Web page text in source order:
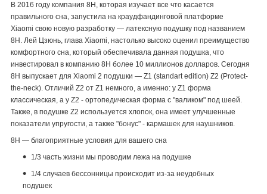
В 2016 году компания 8H, которая изучает все что касается
правильного сна, запустила на краудфандинговой платформе
Xiaomi свою новую разработку — латексную подушку под названием
8H. Лей Цзюнь, глава Xiaomi, настолько высоко оценил преимущество
комфортного сна, который обеспечивала данная подушка, что
инвестировал в компанию 8Н более 10 миллионов долларов. Сегодня
8H выпускает для Xiaomi 2 подушки — Z1 (standart edition) Z2 (Protect-
the-neck). Отличий Z2 от Z1 немного, а именно: у Z1 форма
классическая, а у Z2 - ортопедическая форма с "валиком" под шеей.
Также, в подушке Z2 используется хлопок, она имеет улучшенные
показатели упругости, а также "бонус" - кармашек для наушников.
8Н — благоприятные условия для вашего сна
1/3 часть жизни мы проводим лежа на подушке
1/4 случаев бессонницы происходит из-за неудобных
подушек